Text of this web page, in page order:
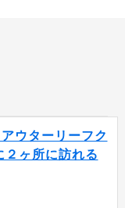
ウターリーフク
２ヶ所に訪れる